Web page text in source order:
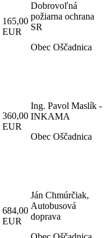
165,00
EUR
Dobrovoľná
požiarna ochrana
SR
Obec Oščadnica
360,00
EUR
Ing. Pavol Maslík -
INKAMA
Obec Oščadnica
684,00
EUR
Ján Chmúrčiak,
Autobusová
doprava